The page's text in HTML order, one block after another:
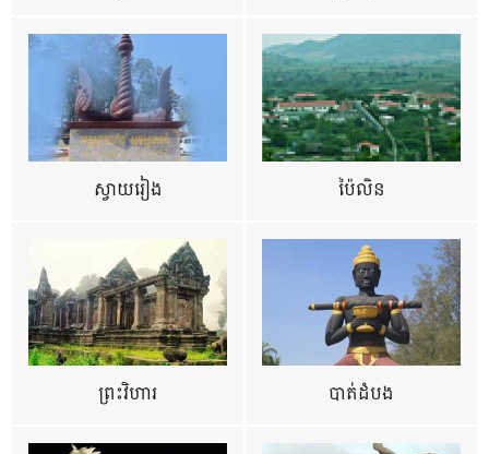
ស្វាយរៀង ប៉ៃលិន
ព្រះវិហារ បាត់ដំបង